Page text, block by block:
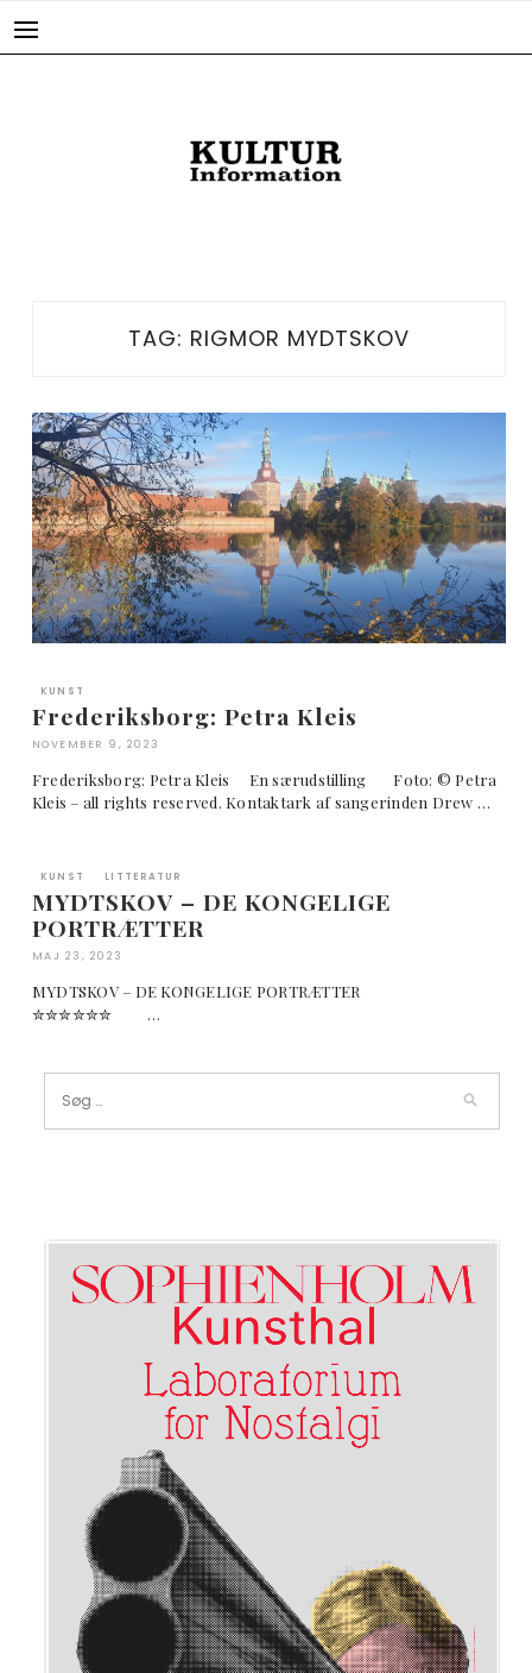
TAG: RIGMOR MYDTSKOV
KUNST
Frederiksborg: Petra Kleis
NOVEMBER 9, 2023
Frederiksborg: Petra Kleis En særudstilling Foto: © Petra
Kleis – all rights reserved. Kontaktark af sangerinden Drew …
KUNST LITTERATUR
MYDTSKOV – DE KONGELIGE
PORTRÆTTER
MAJ 23, 2023
MYDTSKOV – DE KONGELIGE PORTRÆTTER
✮✮✮✮✮✮ …